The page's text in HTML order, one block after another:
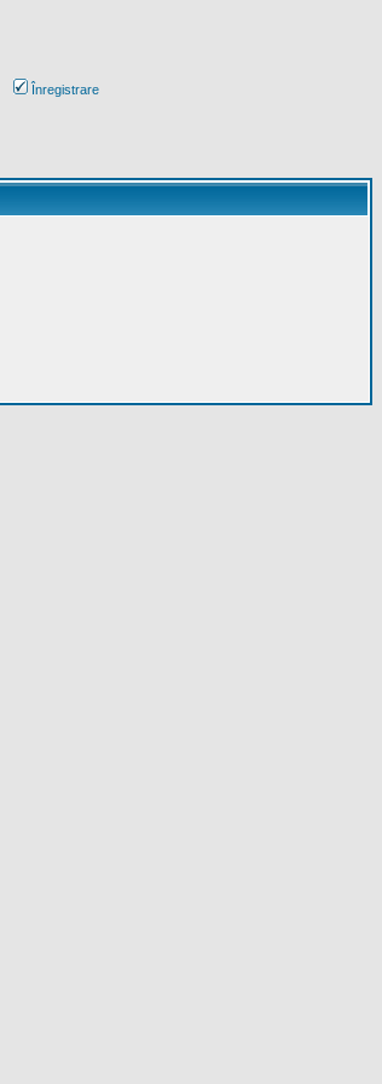
Înregistrare